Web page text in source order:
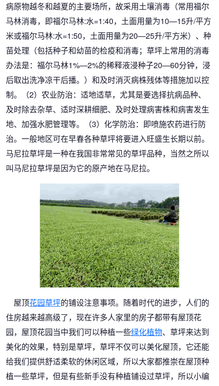
病原物越冬和越夏的主要场所，故采用土壤消毒（常用福尔
马林消毒，即福尔马林:水=1:40，土面用量为10—15升/平方
米或福尔马林:水=1:50，土面用量为20—25升/平方米）、种
苗处理（包括种子和幼苗的检疫和消毒；草坪上常用的消毒
办法是：福尔马林1%—2%的稀释液浸种子20—60分钟，浸
后取出洗净凉干后播。）和及时消灭病株残体等措施加以控
制。（2）农业防治：适地适草，尤其是要选择抗病品种、
及时除去杂草、适时深耕细肥、及时处理病害株和病害发生
地、加强水肥管理等。（3）化学防治：即喷施农药进行防
治。一般地区可在早春各种草坪将要进入旺盛生长期以前。
马尼拉草坪是一种在我国非常常见的草坪品种，当然之所以
叫马尼拉草坪是因为它的原产地在马尼拉。
屋顶花园草坪的铺设注意事项。随着时代的进步，人们的
住房越来越高级了，现在许多人家里的房子都带有屋顶花
园，屋顶花园当中我们可以种植一些绿化植物、草坪来达到
美化的效果，特别是草坪，草坪不仅可以美化屋顶，它还能
给我们提供舒适柔软的休闲区域，所以大家都推崇在屋顶种
植一些草坪，但是有些新手没有种植铺设过草坪，所以小编